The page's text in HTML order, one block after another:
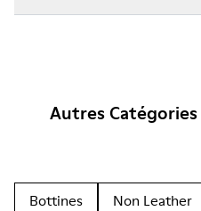
Autres Catégories
Bottines Non Leather